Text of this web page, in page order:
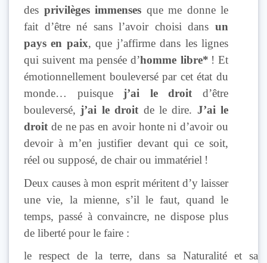
des privilèges immenses que me donne le
fait d’être né sans l’avoir choisi dans un
pays en paix, que j’affirme dans les lignes
qui suivent ma pensée d’homme libre* ! Et
émotionnellement bouleversé par cet état du
monde… puisque j’ai le droit d’être
bouleversé, j’ai le droit de le dire. J’ai le
droit de ne pas en avoir honte ni d’avoir ou
devoir à m’en justifier devant qui ce soit,
réel ou supposé, de chair ou immatériel !
Deux causes à mon esprit méritent d’y laisser
une vie, la mienne, s’il le faut, quand le
temps, passé à convaincre, ne dispose plus
de liberté pour le faire :
le respect de la terre, dans sa Naturalité et sa